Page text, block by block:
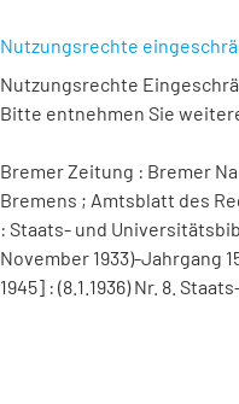
Nutzungsrechte
Nutzungsrechte
Bitte entnehmen Sie
Bremer Zeitung : Bremer
Bremens ; Amtsblatt des
: Staats- und
November 1933)-Jahrgang
1945] : (8.1.1936) Nr. 8.